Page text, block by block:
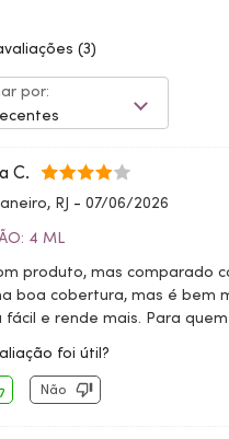
(3)
por:
C.
RJ - 07/06/2026
4 ML
produto, mas comparado
boa cobertura, mas é bem
fácil e rende mais. Para
foi útil?
Não